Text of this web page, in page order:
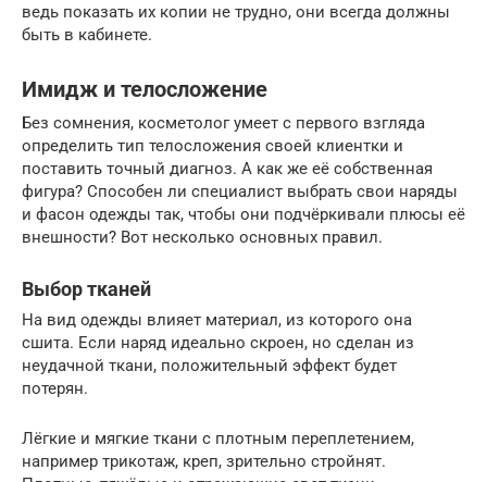
ведь показать их копии не трудно, они всегда должны
быть в кабинете.
Имидж и телосложение
Без сомнения, косметолог умеет с первого взгляда
определить тип телосложения своей клиентки и
поставить точный диагноз. А как же её собственная
фигура? Способен ли специалист выбрать свои наряды
и фасон одежды так, чтобы они подчёркивали плюсы её
внешности? Вот несколько основных правил.
Выбор тканей
На вид одежды влияет материал, из которого она
сшита. Если наряд идеально скроен, но сделан из
неудачной ткани, положительный эффект будет
потерян.
Лёгкие и мягкие ткани с плотным переплетением,
например трикотаж, креп, зрительно стройнят.